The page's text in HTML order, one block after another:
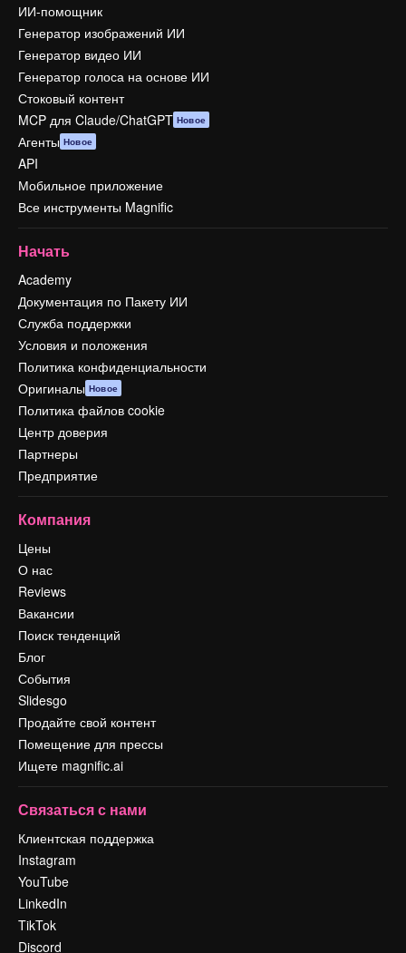
ИИ-помощник
Генератор изображений ИИ
Генератор видео ИИ
Генератор голоса на основе ИИ
Стоковый контент
MCP для Claude/ChatGPT Новое
Агенты Новое
API
Мобильное приложение
Все инструменты Magnific
Начать
Academy
Документация по Пакету ИИ
Служба поддержки
Условия и положения
Политика конфиденциальности
Оригиналы Новое
Политика файлов cookie
Центр доверия
Партнеры
Предприятие
Компания
Цены
О нас
Reviews
Вакансии
Поиск тенденций
Блог
События
Slidesgo
Продайте свой контент
Помещение для прессы
Ищете magnific.ai
Связаться с нами
Клиентская поддержка
Instagram
YouTube
LinkedIn
TikTok
Discord